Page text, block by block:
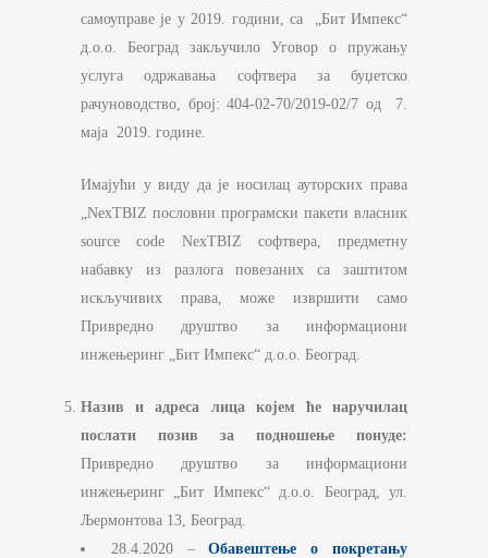
самоуправе je у 2019. години, са „Бит Импекс“
д.о.о. Београд закључило Уговор о пружању
услуга одржавања софтвера за буџетско
рачуноводство, број: 404-02-70/2019-02/7 од 7.
маја 2019. године.
Имајући у виду да је носилац ауторских права
„NexTBIZ пословни програмски пакети власник
source code NexTBIZ софтвера, предметну
набавку из разлога повезаних са заштитом
искључивих права, може извршити само
Привредно друштво за информациони
инжењеринг „Бит Импекс“ д.о.о. Београд.
Назив и адреса лица којем ће наручилац
послати позив за подношење понуде:
Привредно друштво за информациони
инжењеринг „Бит Импекс“ д.о.о. Београд, ул.
Љермонтова 13, Београд.
28.4.2020 –Обавештење о покретању